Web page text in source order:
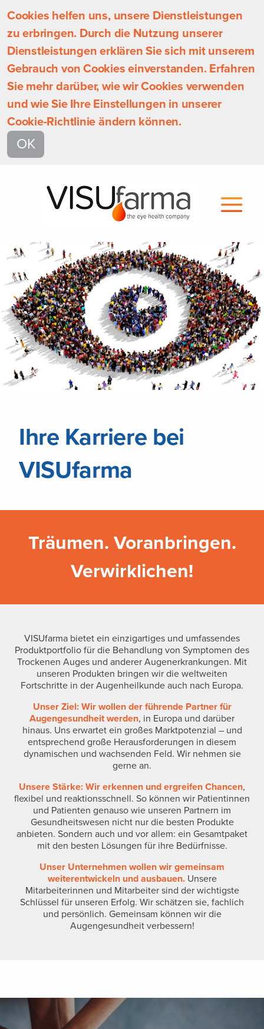
Cookies helfen uns, unsere Dienstleistungen
zu erbringen. Durch die Nutzung unserer
Dienstleistungen erklären Sie sich mit unserem
Gebrauch von Cookies einverstanden. Erfahren
Sie mehr darüber, wie wir Cookies verwenden
und wie Sie Ihre Einstellungen in unserer
Cookie-Richtlinie ändern können.
OK
Ihre Karriere bei
VISUfarma
Träumen. Voranbringen.
Verwirklichen!
VISUfarma bietet ein einzigartiges und umfassendes
Produktportfolio für die Behandlung von Symptomen des
Trockenen Auges und anderer Augenerkrankungen. Mit
unseren Produkten bringen wir die weltweiten
Fortschritte in der Augenheilkunde auch nach Europa.
Unser Ziel: Wir wollen der führende Partner für
Augengesundheit werden, in Europa und darüber
hinaus. Uns erwartet ein großes Marktpotenzial – und
entsprechend große Herausforderungen in diesem
dynamischen und wachsenden Feld. Wir nehmen sie
gerne an.
Unsere Stärke: Wir erkennen und ergreifen Chancen,
flexibel und reaktionsschnell. So können wir Patientinnen
und Patienten genauso wie unseren Partnern im
Gesundheitswesen nicht nur die besten Produkte
anbieten. Sondern auch und vor allem: ein Gesamtpaket
mit den besten Lösungen für ihre Bedürfnisse.
Unser Unternehmen wollen wir gemeinsam
weiterentwickeln und ausbauen.Unsere
Mitarbeiterinnen und Mitarbeiter sind der wichtigste
Schlüssel für unseren Erfolg. Wir schätzen sie, fachlich
und persönlich. Gemeinsam können wir die
Augengesundheit verbessern!